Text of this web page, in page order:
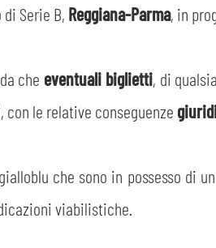
Serie B, Reggiana-Parma, in
che eventuali biglietti, di
con le relative conseguenze
che sono in possesso di un
viabilistiche.